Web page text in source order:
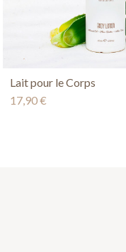
Lait pour le Corps
17,90 €